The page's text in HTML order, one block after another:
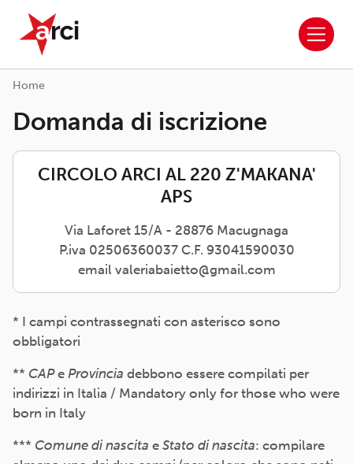
Salta al contenuto principale
ARCI APS
Home
Domanda di iscrizione
CIRCOLO ARCI AL 220 Z'MAKANA'
APS
Via Laforet 15/A - 28876 Macugnaga
P.iva 02506360037 C.F. 93041590030
email valeriabaietto@gmail.com
* I campi contrassegnati con asterisco sono
obbligatori
** CAPe Provincia debbono essere compilati per
indirizzi in Italia / Mandatory only for those who were
born in Italy
*** Comune di nascita e Stato di nascita: compilare